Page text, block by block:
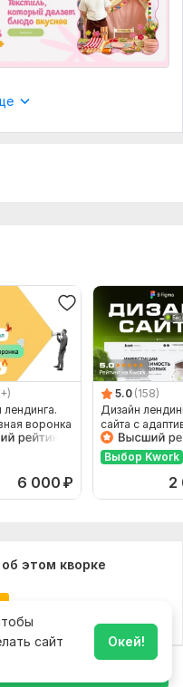
лендинга.
воронка
6 000 ₽
5.0 (158)
Дизайн
сайта с
Выбор Kwork
2
этом кворке
сайт
Окей!